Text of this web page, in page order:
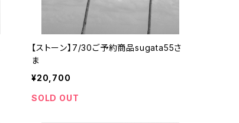
【ストーン】7/30ご予約商品sugata55さ
ま
¥20,700
SOLD OUT